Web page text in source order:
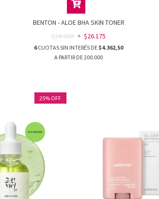
BENTON - ALOE BHA SKIN TONER
$34.900
$26.175
6CUOTAS SIN INTERÉS DE $4.362,50
25% OFF